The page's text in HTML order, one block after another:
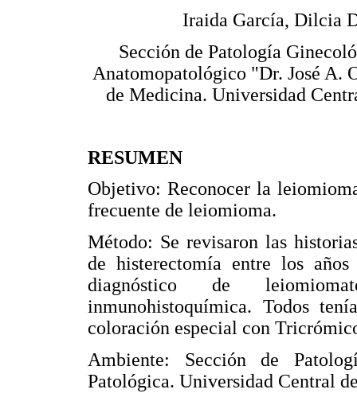
Iraida García, Dilcia
Sección de Patología
Anatomopatológico "Dr. José A.
de Medicina. Universidad
RESUMEN
Objetivo: Reconocer la
frecuente de leiomioma.
Método: Se revisaron las
de histerectomía entre los
diagnóstico de
inmunohistoquímica. Todos
coloración especial con
Ambiente: Sección de
Patológica. Universidad Central